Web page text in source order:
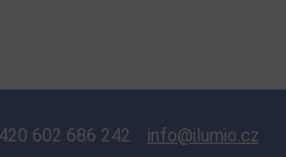
602 686 242 info@ilumio.cz